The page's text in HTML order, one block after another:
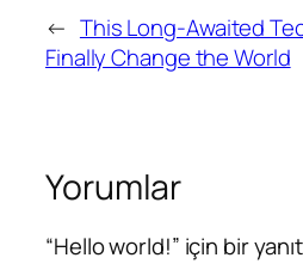
← This Long-Awaited
Finally Change the World
Yorumlar
“Hello world!” için bir yanıt